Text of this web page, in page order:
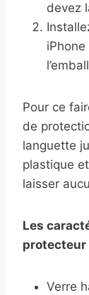
devez
Pour ce
de
languette
plastique
laisser
Les
protecteur
Verre